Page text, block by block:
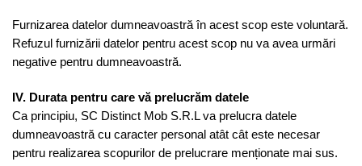
Furnizarea datelor dumneavoastră în acest scop este voluntară.
Refuzul furnizării datelor pentru acest scop nu va avea urmări
negative pentru dumneavoastră.
IV. Durata pentru care vă prelucrăm datele
Ca principiu, SC Distinct Mob S.R.L va prelucra datele
dumneavoastră cu caracter personal atât cât este necesar
pentru realizarea scopurilor de prelucrare menționate mai sus.